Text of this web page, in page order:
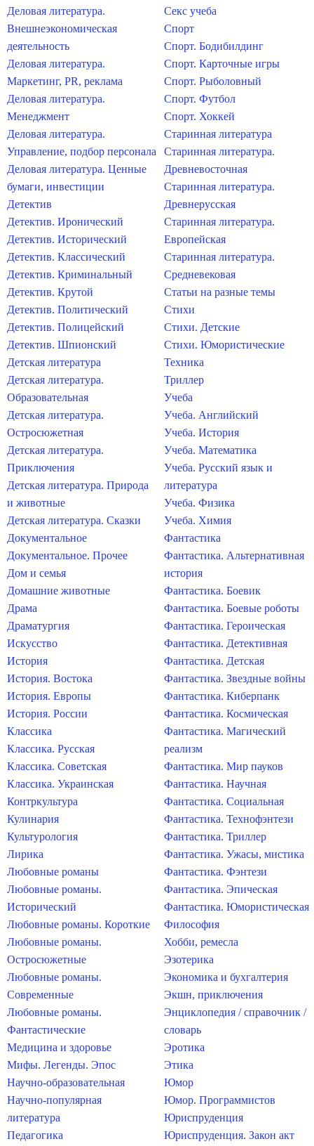
Деловая литература.
Внешнеэкономическая
деятельность
Деловая литература.
Маркетинг, PR, реклама
Деловая литература.
Менеджмент
Деловая литература.
Управление, подбор персонала
Деловая литература. Ценные
бумаги, инвестиции
Детектив
Детектив. Иронический
Детектив. Исторический
Детектив. Классический
Детектив. Криминальный
Детектив. Крутой
Детектив. Политический
Детектив. Полицейский
Детектив. Шпионский
Детская литература
Детская литература.
Образовательная
Детская литература.
Остросюжетная
Детская литература.
Приключения
Детская литература. Природа
и животные
Детская литература. Сказки
Документальное
Документальное. Прочее
Дом и семья
Домашние животные
Драма
Драматургия
Искусство
История
История. Востока
История. Европы
История. России
Классика
Классика. Русская
Классика. Советская
Классика. Украинская
Контркультура
Кулинария
Культурология
Лирика
Любовные романы
Любовные романы.
Исторический
Любовные романы. Короткие
Любовные романы.
Остросюжетные
Любовные романы.
Современные
Любовные романы.
Фантастические
Медицина и здоровье
Мифы. Легенды. Эпос
Научно-образовательная
Научно-популярная
литература
Педагогика
Секс учеба
Спорт
Спорт. Бодибилдинг
Спорт. Карточные игры
Спорт. Рыболовный
Спорт. Футбол
Спорт. Хоккей
Старинная литература
Старинная литература.
Древневосточная
Старинная литература.
Древнерусская
Старинная литература.
Европейская
Старинная литература.
Средневековая
Статьи на разные темы
Стихи
Стихи. Детские
Стихи. Юмористические
Техника
Триллер
Учеба
Учеба. Английский
Учеба. История
Учеба. Математика
Учеба. Русский язык и
литература
Учеба. Физика
Учеба. Химия
Фантастика
Фантастика. Альтернативная
история
Фантастика. Боевик
Фантастика. Боевые роботы
Фантастика. Героическая
Фантастика. Детективная
Фантастика. Детская
Фантастика. Звездные войны
Фантастика. Киберпанк
Фантастика. Космическая
Фантастика. Магический
реализм
Фантастика. Мир пауков
Фантастика. Научная
Фантастика. Социальная
Фантастика. Технофэнтези
Фантастика. Триллер
Фантастика. Ужасы, мистика
Фантастика. Фэнтези
Фантастика. Эпическая
Фантастика. Юмористическая
Философия
Хобби, ремесла
Эзотерика
Экономика и бухгалтерия
Экшн, приключения
Энциклопедия / справочник /
словарь
Эротика
Этика
Юмор
Юмор. Программистов
Юриспруденция
Юриспруденция. Закон акт